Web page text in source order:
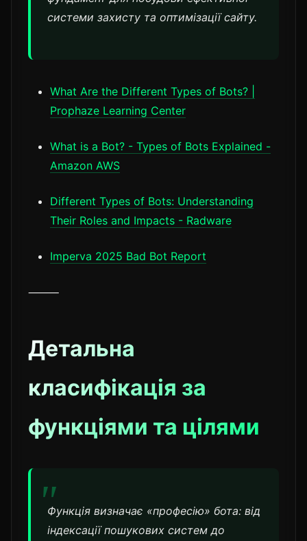
системи захисту та оптимізації сайту.
What Are the Different Types of Bots? |
Prophaze Learning Center
What is a Bot? - Types of Bots Explained -
Amazon AWS
Different Types of Bots: Understanding
Their Roles and Impacts - Radware
Imperva 2025 Bad Bot Report
⸻
Детальна
класифікація за
функціями та цілями
Функція визначає «професію» бота: від
індексації пошукових систем до